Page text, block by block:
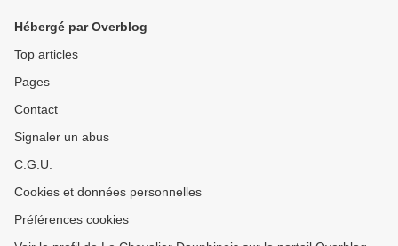
Hébergé par Overblog
Top articles
Pages
Contact
Signaler un abus
C.G.U.
Cookies et données personnelles
Préférences cookies